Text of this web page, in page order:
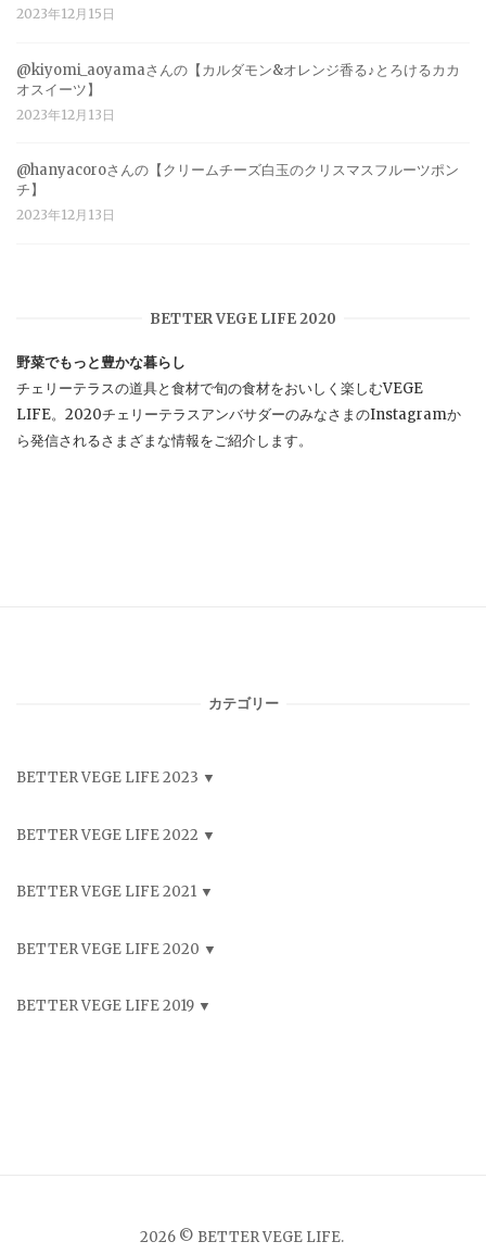
2023年12月15日
@kiyomi_aoyamaさんの【カルダモン&オレンジ香る♪とろけるカカ
オスイーツ】
2023年12月13日
@hanyacoroさんの【クリームチーズ白玉のクリスマスフルーツポン
チ】
2023年12月13日
BETTER VEGE LIFE 2020
野菜でもっと豊かな暮らし
チェリーテラスの道具と食材で旬の食材をおいしく楽しむVEGE
LIFE。2020チェリーテラスアンバサダーのみなさまのInstagramか
ら発信されるさまざまな情報をご紹介します。
カテゴリー
BETTER VEGE LIFE 2023
BETTER VEGE LIFE 2022
BETTER VEGE LIFE 2021
BETTER VEGE LIFE 2020
BETTER VEGE LIFE 2019
2026 © BETTER VEGE LIFE.